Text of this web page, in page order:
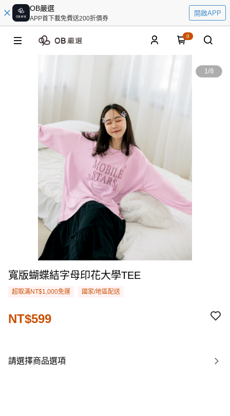
OB嚴選
APP首下載免費送200折價券
開啟APP
0
1/8
寬版蝴蝶結字母印花大學TEE
超取滿NT$1,000免運 國家/地區配送
NT$599
請選擇商品選項